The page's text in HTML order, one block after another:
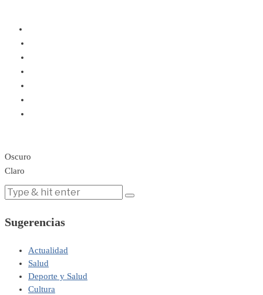
Oscuro
Claro
Sugerencias
Actualidad
Salud
Deporte y Salud
Cultura